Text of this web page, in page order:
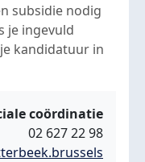
subsidie nodig
je ingevuld
kandidatuur in
coördinatie
02 627 22 98